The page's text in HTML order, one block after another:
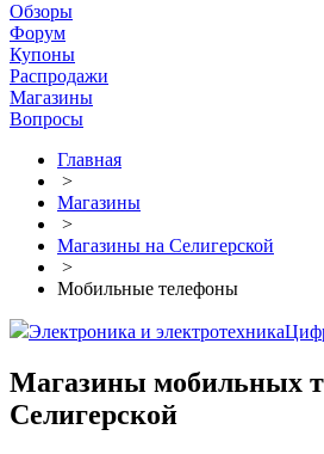
Обзоры
Форум
Купоны
Распродажи
Магазины
Вопросы
Главная
>
Магазины
>
Магазины на Селигерской
>
Мобильные телефоны
Электроника и электротехника
Магазины мобильных
Селигерской